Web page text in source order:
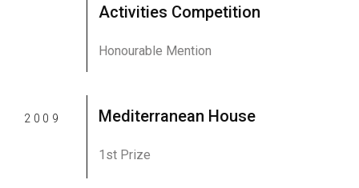
Activities Competition
Honourable Mention
2009 Mediterranean House
1st Prize